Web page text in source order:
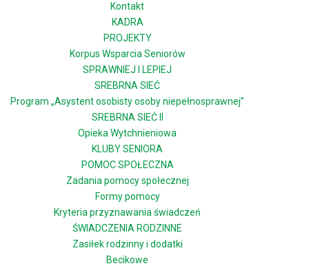
Kontakt
KADRA
PROJEKTY
Korpus Wsparcia Seniorów
SPRAWNIEJ I LEPIEJ
SREBRNA SIEĆ
Program „Asystent osobisty osoby niepełnosprawnej”
SREBRNA SIEĆ II
Opieka Wytchnieniowa
KLUBY SENIORA
POMOC SPOŁECZNA
Zadania pomocy społecznej
Formy pomocy
Kryteria przyznawania świadczeń
ŚWIADCZENIA RODZINNE
Zasiłek rodzinny i dodatki
Becikowe